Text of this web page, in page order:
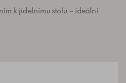
k jídelnímu stolu – ideální